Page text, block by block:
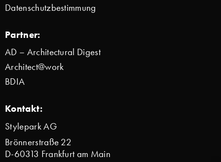
Datenschutzbestimmung
Partner:
AD – Architectural Digest
Architect@work
BDIA
Kontakt:
Stylepark AG
Brönnerstraße 22
D-60313 Frankfurt am Main